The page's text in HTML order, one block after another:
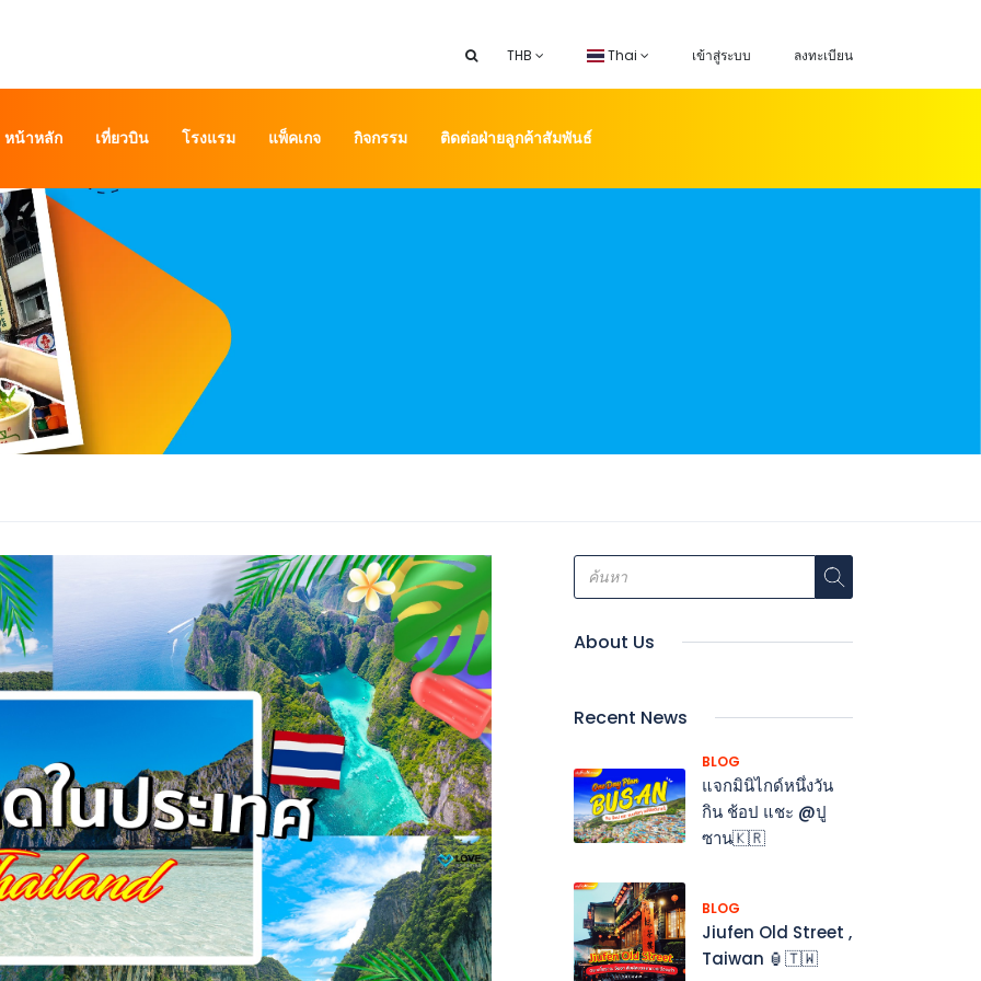
THB Thai เข้าสู่ระบบ ลงทะเบียน
หน้าหลัก เที่ยวบิน โรงแรม แพ็คเกจ กิจกรรม ติดต่อฝ่ายลูกค้าสัมพันธ์
About Us
Recent News
BLOG
แจกมินิไกด์หนึ่งวัน
กิน ช้อป แชะ @ปู
ซาน🇰🇷
BLOG
Jiufen Old Street ,
Taiwan 🏮🇹🇼